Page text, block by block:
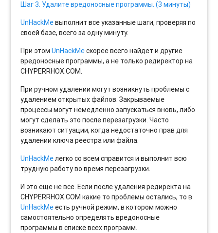
Шаг 3. Удалите вредоносные программы. (3 минуты)
UnHackMeвыполнит все указанные шаги, проверяя по
своей базе, всего за одну минуту.
При этомUnHackMeскорее всего найдет и другие
вредоносные программы, а не только редиректор на
CHYPERRHOX.COM.
При ручном удалении могут возникнуть проблемы с
удалением открытых файлов. Закрываемые
процессы могут немедленно запускаться вновь, либо
могут сделать это после перезагрузки. Часто
возникают ситуации, когда недостаточно прав для
удалении ключа реестра или файла.
UnHackMeлегко со всем справится и выполнит всю
трудную работу во время перезагрузки.
И это еще не все. Если после удаления редиректа на
CHYPERRHOX.COM какие то проблемы остались, то в
UnHackMeесть ручной режим, в котором можно
самостоятельно определять вредоносные
программы в списке всех программ.